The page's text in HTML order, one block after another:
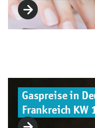
Gaspreise in
Frankreich KW